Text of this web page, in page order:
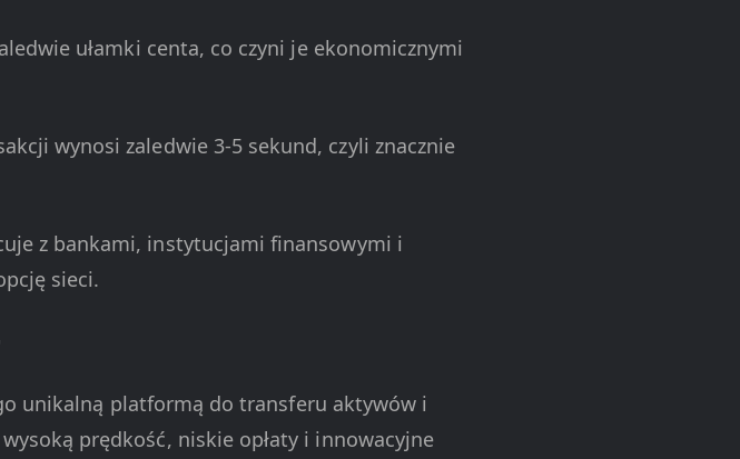
ułamki centa, co czyni je ekonomicznymi
wynosi zaledwie 3-5 sekund, czyli znacznie
z bankami, instytucjami finansowymi i
sieci.
unikalną platformą do transferu aktywów i
prędkość, niskie opłaty i innowacyjne